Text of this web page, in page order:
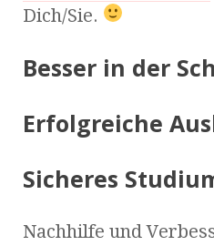
Dich/Sie.
Besser in der
Erfolgreiche
Sicheres
Nachhilfe und